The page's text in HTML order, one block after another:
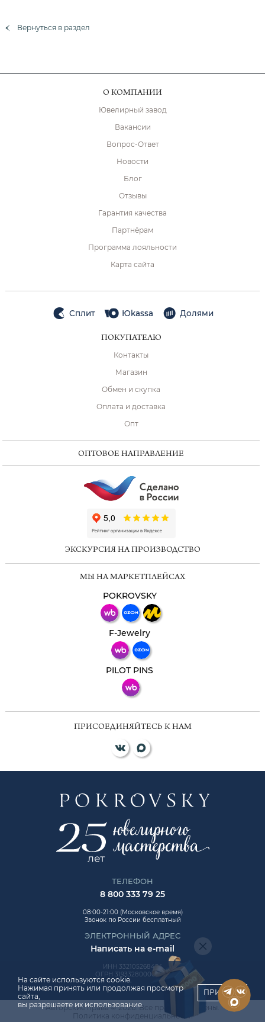
Вернуться в раздел
О КОМПАНИИ
Ювелирный завод
Вакансии
Вопрос-Ответ
Новости
Блог
Отзывы
Гарантия качества
Партнёрам
Программа лояльности
Карта сайта
Сплит Юkassa Долями
ПОКУПАТЕЛЮ
Контакты
Магазин
Обмен и скупка
Оплата и доставка
Опт
ОПТОВОЕ НАПРАВЛЕНИЕ
ЭКСКУРСИЯ НА ПРОИЗВОДСТВО
МЫ НА МАРКЕТПЛЕЙСАХ
POKROVSKY
F-Jewelry
PILOT PINS
ПРИСОЕДИНЯЙТЕСЬ К НАМ
ТЕЛЕФОН
8 800 333 79 25
08:00-21:00 (Московское время)
Звонок по России бесплатный
ЭЛЕКТРОННЫЙ АДРЕС
Написать на e-mail
ИНН 332105268454
ОГРН 319332800006992
Авторские права © 2026. Все права защищены.
Политика конфиденциальности
На сайте используются cookie.
Нажимая принять или продолжая просмотр
сайта,
вы разрешаете их использование.
ПРИНЯТЬ
ChatApp